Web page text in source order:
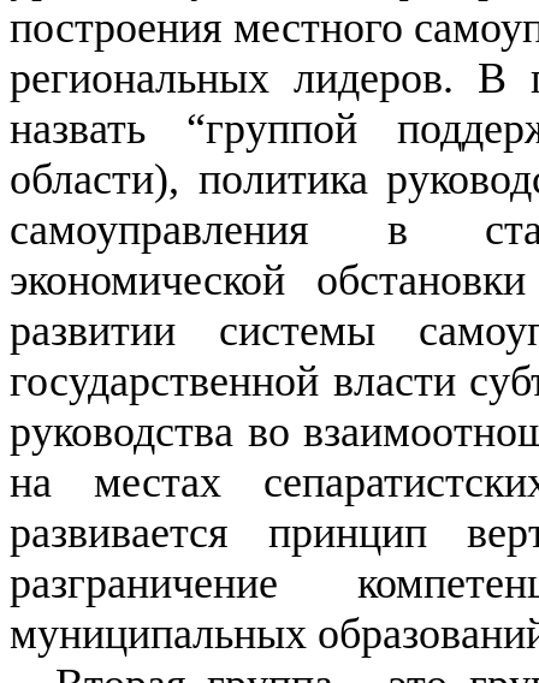
построения местного
региональных лидеров.
назвать “группой
области), политика
самоуправления в
экономической
развитии системы
государственной власти
руководства во
на местах
развивается принцип
разграничение
муниципальных